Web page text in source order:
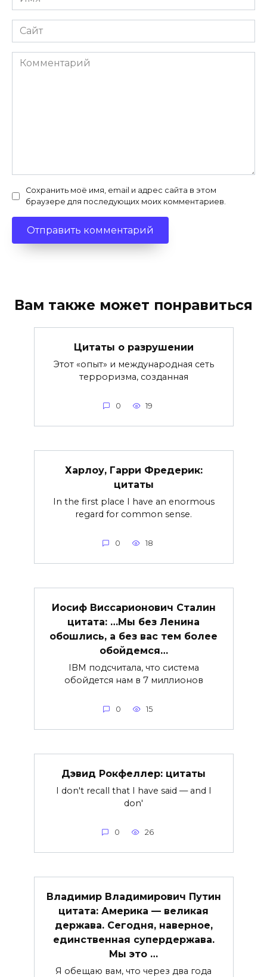
*
Сайт
Комментарий
Сохранить моё имя, email и адрес сайта в этом
браузере для последующих моих комментариев.
Вам также может понравиться
Цитаты о разрушении
Этот «опыт» и международная сеть
терроризма, созданная
0 19
Харлоу, Гарри Фредерик:
цитаты
In the first place I have an enormous
regard for common sense.
0 18
Иосиф Виссарионович Сталин
цитата: …Мы без Ленина
обошлись, а без вас тем более
обойдемся…
IBM подсчитала, что система
обойдется нам в 7 миллионов
0 15
Дэвид Рокфеллер: цитаты
I don't recall that I have said — and I
don'
0 26
Владимир Владимирович Путин
цитата: Америка — великая
держава. Сегодня, наверное,
единственная супердержава.
Мы это …
Я обещаю вам, что через два года